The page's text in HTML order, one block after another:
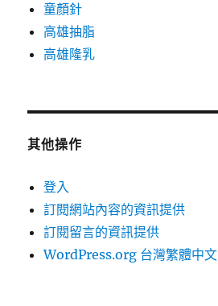
童顏針
高雄抽脂
高雄隆乳
其他操作
登入
訂閱網站內容的資訊提供
訂閱留言的資訊提供
WordPress.org 台灣繁體中文